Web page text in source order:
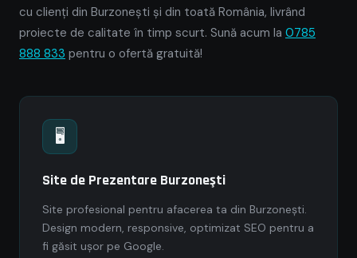
cu clienți din Burzoneşti și din toată România, livrând
proiecte de calitate în timp scurt. Sună acum la 0785
888 833 pentru o ofertă gratuită!
🖥
Site de Prezentare Burzoneşti
Site profesional pentru afacerea ta din Burzoneşti.
Design modern, responsive, optimizat SEO pentru a
fi găsit ușor pe Google.